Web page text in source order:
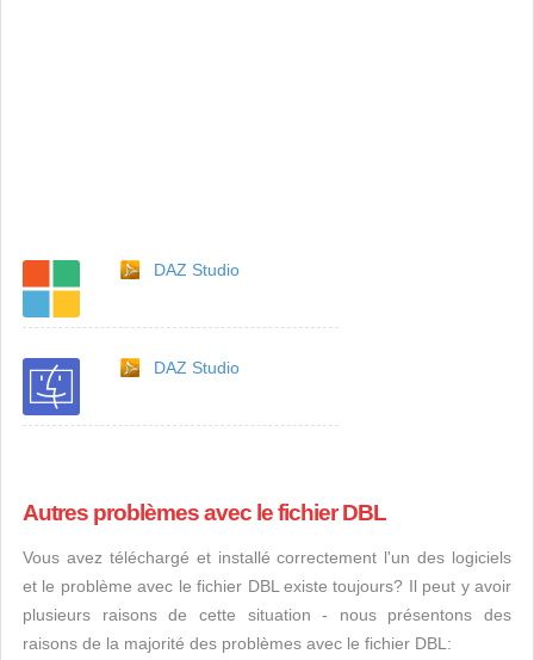
DAZ Studio
DAZ Studio
Autres problèmes avec le fichier DBL
Vous avez téléchargé et installé correctement l'un des logiciels
et le problème avec le fichier DBL existe toujours? Il peut y avoir
plusieurs raisons de cette situation - nous présentons des
raisons de la majorité des problèmes avec le fichier DBL: